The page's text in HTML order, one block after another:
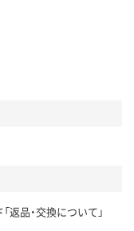
返品・交換について」